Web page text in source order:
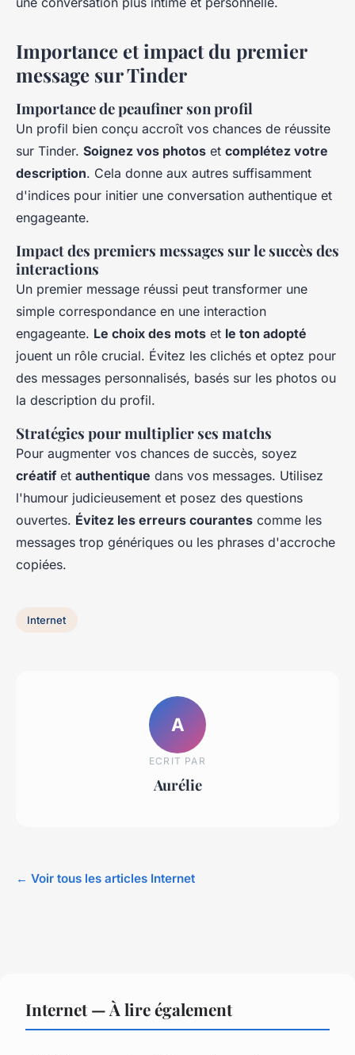
Importance et impact du premier
message sur Tinder
Importance de peaufiner son profil
Un profil bien conçu accroît vos chances de réussite
sur Tinder. Soignez vos photos et complétez votre
description. Cela donne aux autres suffisamment
d'indices pour initier une conversation authentique et
engageante.
Impact des premiers messages sur le succès des
interactions
Un premier message réussi peut transformer une
simple correspondance en une interaction
engageante. Le choix des mots et le ton adopté
jouent un rôle crucial. Évitez les clichés et optez pour
des messages personnalisés, basés sur les photos ou
la description du profil.
Stratégies pour multiplier ses matchs
Pour augmenter vos chances de succès, soyez
créatif et authentique dans vos messages. Utilisez
l'humour judicieusement et posez des questions
ouvertes. Évitez les erreurs courantes comme les
messages trop génériques ou les phrases d'accroche
copiées.
Internet
A
ECRIT PAR
Aurélie
← Voir tous les articles Internet
Internet — À lire également